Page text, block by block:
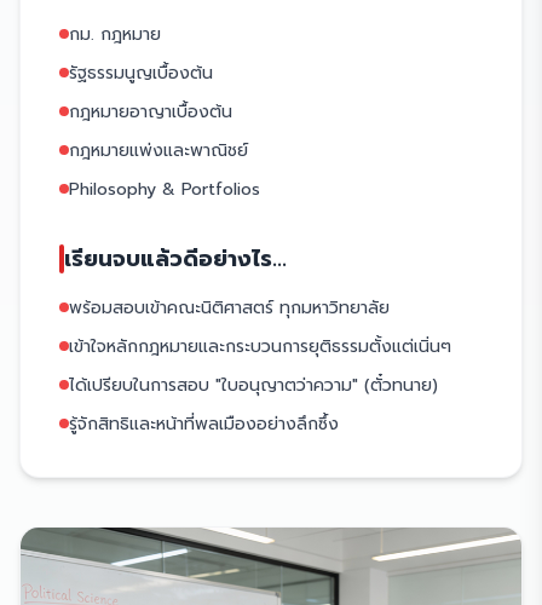
กม. กฎหมาย
รัฐธรรมนูญเบื้องต้น
กฎหมายอาญาเบื้องต้น
กฎหมายแพ่งและพาณิชย์
Philosophy & Portfolios
เรียนจบแล้วดีอย่างไร...
พร้อมสอบเข้าคณะนิติศาสตร์ ทุกมหาวิทยาลัย
เข้าใจหลักกฎหมายและกระบวนการยุติธรรมตั้งแต่เนิ่นๆ
ได้เปรียบในการสอบ "ใบอนุญาตว่าความ" (ตั๋วทนาย)
รู้จักสิทธิและหน้าที่พลเมืองอย่างลึกซึ้ง